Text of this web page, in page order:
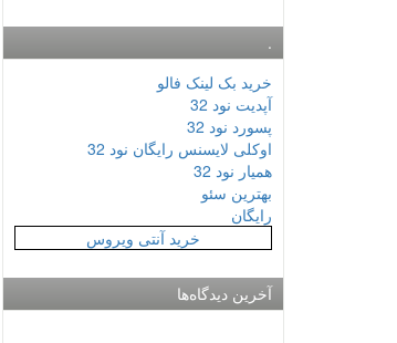
.
خرید بک لینک فالو
آپدیت نود 32
پسورد نود 32
اوکلی لایسنس رایگان نود 32
همیار نود 32
بهترین سئو
رایگان
خرید آنتی ویروس
آخرین دیدگاه‌ها